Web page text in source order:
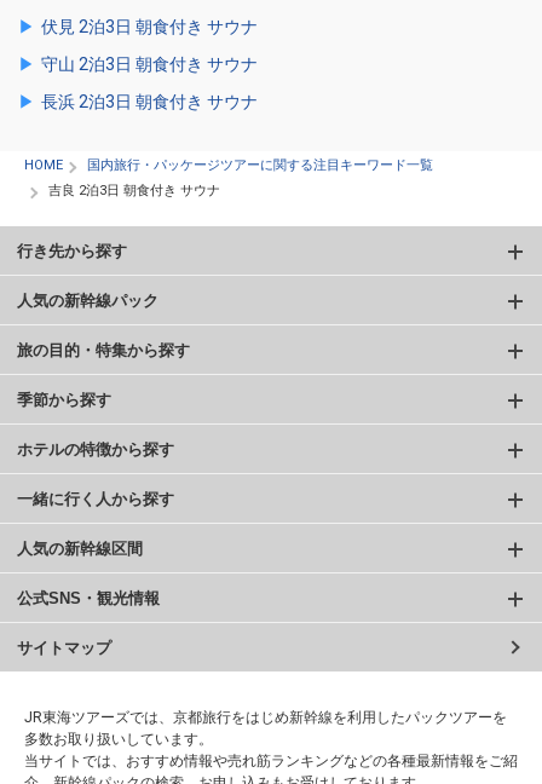
伏見 2泊3日 朝食付き サウナ
守山 2泊3日 朝食付き サウナ
長浜 2泊3日 朝食付き サウナ
HOME
国内旅行・パッケージツアーに関する注目キーワード一覧
吉良 2泊3日 朝食付き サウナ
行き先から探す
人気の新幹線パック
旅の目的・特集から探す
季節から探す
ホテルの特徴から探す
一緒に行く人から探す
人気の新幹線区間
公式SNS・観光情報
サイトマップ
JR東海ツアーズでは、京都旅行をはじめ新幹線を利用したパックツアーを
多数お取り扱いしています。
当サイトでは、おすすめ情報や売れ筋ランキングなどの各種最新情報をご紹